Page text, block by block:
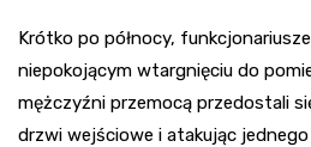
Krótko po północy,
niepokojącym wtargnięciu do
mężczyźni przemocą przedostali
drzwi wejściowe i atakując jednego